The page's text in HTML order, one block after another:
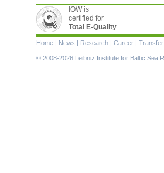
IOW is
certified for
Total E-Quality
Skip
navigation
Home | News | Research | Career | Transfer
© 2008-2026 Leibniz Institute for Baltic Sea